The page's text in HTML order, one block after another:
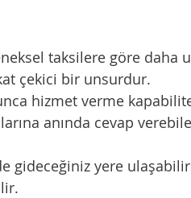
taksilere göre daha
çekici bir unsurdur.
hizmet verme
anında cevap
gideceğiniz yere